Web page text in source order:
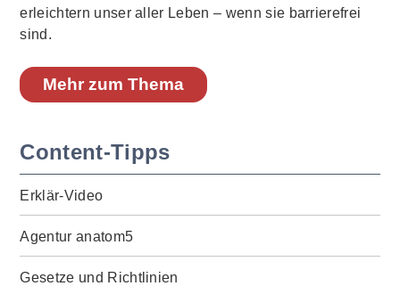
erleichtern unser aller Leben – wenn sie barrierefrei
sind.
Mehr zum Thema
Content-Tipps
Erklär-Video
Agentur anatom5
Gesetze und Richtlinien